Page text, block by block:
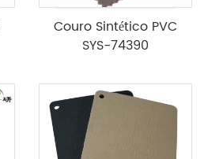
Couro Sintético PVC
SYS-74390